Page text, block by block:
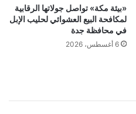
«بيئة مكة» تواصل جولاتها الرقابية
لمكافحة البيع العشوائي لحليب الإبل
في محافظة جدة
6 أغسطس، 2026